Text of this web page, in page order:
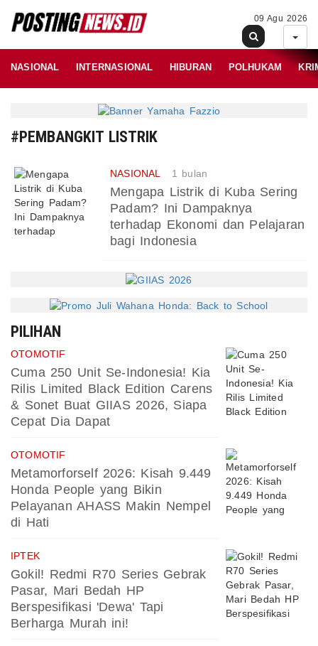
09 Agu 2026
NASIONAL INTERNASIONAL HIBURAN POLHUKAM
#PEMBANGKIT LISTRIK
NASIONAL 1 bulan
Mengapa Listrik di Kuba Sering
Padam? Ini Dampaknya
terhadap Ekonomi dan Pelajaran
bagi Indonesia
PILIHAN
OTOMOTIF
Cuma 250 Unit Se-Indonesia! Kia
Rilis Limited Black Edition Carens
& Sonet Buat GIIAS 2026, Siapa
Cepat Dia Dapat
OTOMOTIF
Metamorforself 2026: Kisah 9.449
Honda People yang Bikin
Pelayanan AHASS Makin Nempel
di Hati
IPTEK
Gokil! Redmi R70 Series Gebrak
Pasar, Mari Bedah HP
Berspesifikasi 'Dewa' Tapi
Berharga Murah ini!